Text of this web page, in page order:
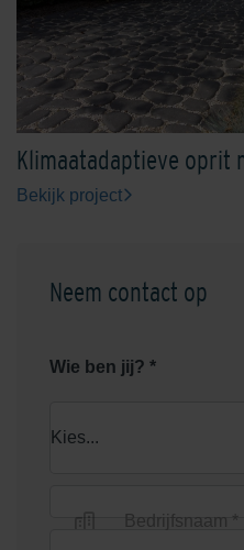
Geel
Klimaatadaptieve oprit
Bekijk project
Neem contact op
Wie ben jij? *
Bedrijfsnaam *